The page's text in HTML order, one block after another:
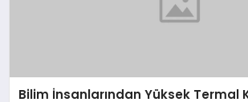
Bilim İnsanlarından Yüksek Termal